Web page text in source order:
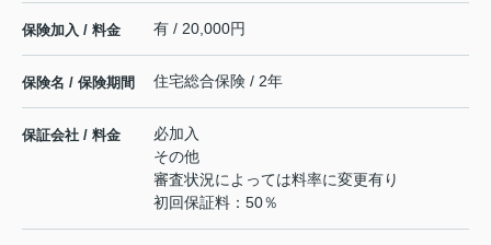
保険加入 / 料金 有 / 20,000円
保険名 / 保険期間 住宅総合保険 / 2年
保証会社 / 料金
必加入
その他
審査状況によっては料率に変更有り
初回保証料：50％